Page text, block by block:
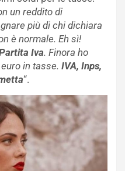
un reddito di
più di chi dichiara
è normale. Eh sì!
Iva. Finora ho
in tasse. IVA, Inps,
“.